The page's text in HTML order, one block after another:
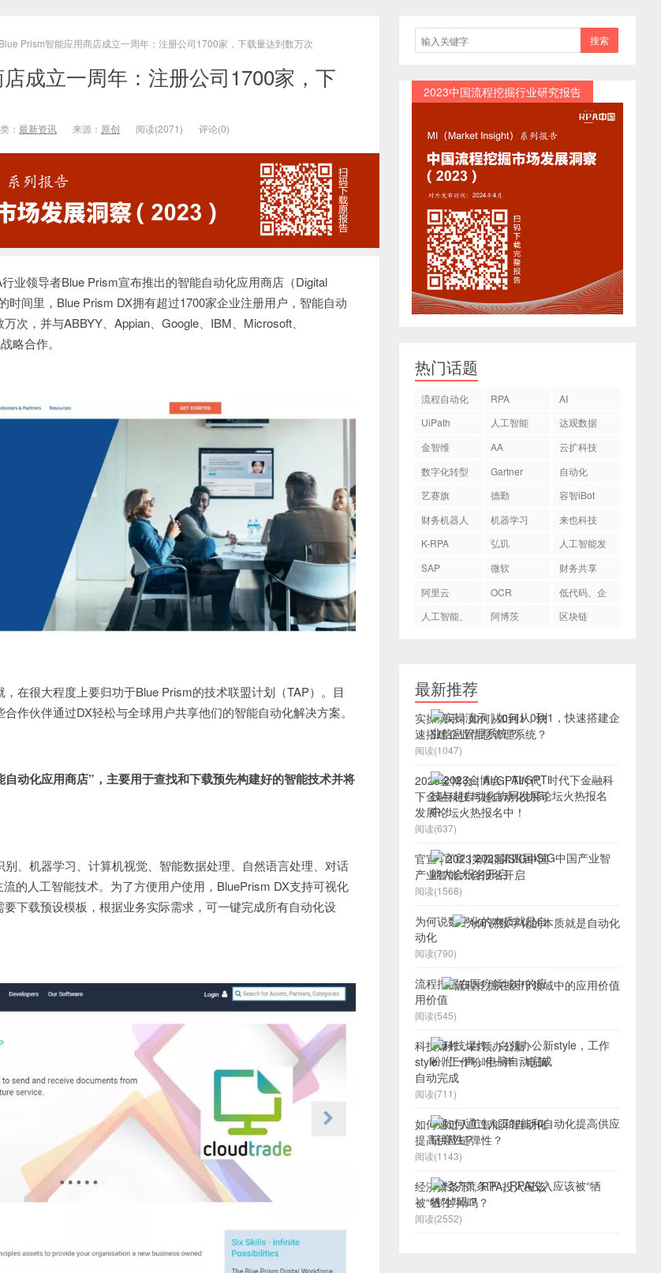
Blue Prism智能应用商店成立一周年：注册公司1700家，下载量达到数万次
成立一周年：注册公司1700家，下
： 最新资讯 来源： 原创 阅读(2071) 评论(0)
业领导者Blue Prism宣布推出的智能自动化应用商店（Digital
时间里，Blue Prism DX拥有超过1700家企业注册用户，智能自动
次，并与ABBYY、Appian、Google、IBM、Microsoft、
略合作。
在很大程度上要归功于Blue Prism的技术联盟计划（TAP）。目
作伙伴通过DX轻松与全球用户共享他们的智能自动化解决方案。
动化应用商店”， 主要用于查找和下载预先构建好的智能技术并将
、机器学习、计算机视觉、智能数据处理、自然语言处理、对话
的人工智能技术。为了方便用户使用，BluePrism DX支持可视化
下载预设模板，根据业务实际需求，可一键完成所有自动化设
搜索
2023中国流程挖掘行业研究报告
热门话题
流程自动化 RPA
AI
UiPath
人工智能
达观数据
金智维
AA
云扩科技
数字化转型
Gartner
自动化
艺赛旗
德勤
容智iBot
财务机器人
机器学习
来也科技
K-RPA
弘玑
Cyclone
人工智能发
展
SAP 微软
财务共享
阿里云
OCR
低代码、企
业数字化转
人工智能、
阿博茨 区块链
最新推荐
实操演示 | 如何从0到1，快
速搭建企业信息管理系统？
阅读(1047)
2023金博会 | AI/GPT时代
下金融科技与超自动化协同
发展论坛火热报名中！
阅读(637)
官宣 | 2023第四届ISIG中国
产业智能大会报名开启
阅读(1568)
为何说数字化的本质就是自
动化
阅读(790)
流程挖掘在医疗领域中的应
用价值
阅读(545)
科技爆炸，白领办公新
style，工作吩咐一声，电脑
自动完成
阅读(711)
如何通过人工智能和自动化
提高供应链弹性？
阅读(1143)
经济萧条下，RPA投入应该
被“牺牲”掉吗？
阅读(2552)